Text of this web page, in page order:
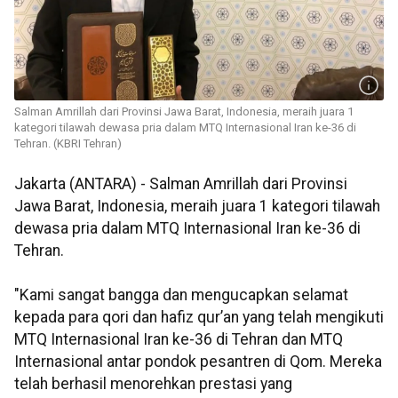
Salman Amrillah dari Provinsi Jawa Barat, Indonesia, meraih juara 1
kategori tilawah dewasa pria dalam MTQ Internasional Iran ke-36 di
Tehran. (KBRI Tehran)
Jakarta (ANTARA) - Salman Amrillah dari Provinsi
Jawa Barat, Indonesia, meraih juara 1 kategori tilawah
dewasa pria dalam MTQ Internasional Iran ke-36 di
Tehran.
"Kami sangat bangga dan mengucapkan selamat
kepada para qori dan hafiz qur’an yang telah mengikuti
MTQ Internasional Iran ke-36 di Tehran dan MTQ
Internasional antar pondok pesantren di Qom. Mereka
telah berhasil menorehkan prestasi yang